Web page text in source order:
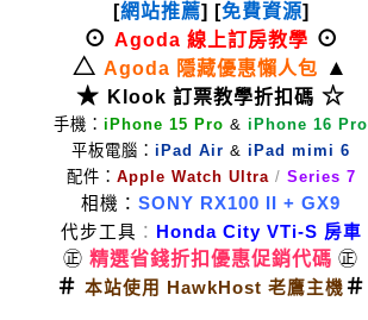
[網站推薦] [免費資源]
⊙ Agoda 線上訂房教學 ⊙
△ Agoda 隱藏優惠懶人包
▲
★ Klook 訂票教學折扣碼 ☆
手機： iPhone 15 Pro & iPhone 16 Pro
平板電腦： iPad Air & iPad mimi 6
配件： Apple Watch Ultra / Series 7
相機： SONY RX100 II
+ GX9
代步工具 ： Honda City VTi-S 房車
㊣ 精選省錢折扣優惠促銷代碼 ㊣
＃ 本站使用 HawkHost 老鷹主機＃